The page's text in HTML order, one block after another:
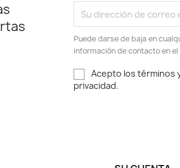
Puede darse de baja en
información de contacto en el
Acepto los términos
privacidad.